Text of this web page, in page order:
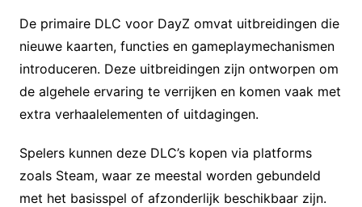
De primaire DLC voor DayZ omvat uitbreidingen die
nieuwe kaarten, functies en gameplaymechanismen
introduceren. Deze uitbreidingen zijn ontworpen om
de algehele ervaring te verrijken en komen vaak met
extra verhaalelementen of uitdagingen.
Spelers kunnen deze DLC’s kopen via platforms
zoals Steam, waar ze meestal worden gebundeld
met het basisspel of afzonderlijk beschikbaar zijn.